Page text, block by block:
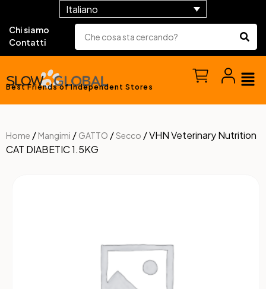
Italiano
Chi siamo
Contatti
Best Friends of Independent Stores
Home / Mangimi / GATTO /Secco / VHN Veterinary Nutrition
CAT DIABETIC 1.5KG